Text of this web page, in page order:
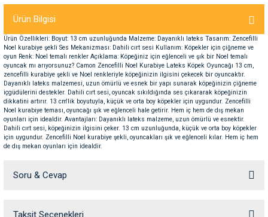
Su Kabları
Ürün Bilgisi
Ürün Özellikleri: Boyut: 13 cm uzunluğunda Malzeme: Dayanıklı lateks Tasarım: Zencefilli
Noel kurabiye şekli Ses Mekanizması: Dahili cırt sesi Kullanım: Köpekler için çiğneme ve
oyun Renk: Noel temalı renkler Açıklama: Köpeğiniz için eğlenceli ve şık bir Noel temalı
oyuncak mı arıyorsunuz? Camon Zencefilli Noel Kurabiye Lateks Köpek Oyuncağı 13 cm,
zencefilli kurabiye şekli ve Noel renkleriyle köpeğinizin ilgisini çekecek bir oyuncaktır.
Dayanıklı lateks malzemesi, uzun ömürlü ve esnek bir yapı sunarak köpeğinizin çiğneme
içgüdülerini destekler. Dahili cırt sesi, oyuncak sıkıldığında ses çıkararak köpeğinizin
dikkatini artırır. 13 cm'lik boyutuyla, küçük ve orta boy köpekler için uygundur. Zencefilli
Noel kurabiye teması, oyuncağı şık ve eğlenceli hale getirir. Hem iç hem de dış mekan
oyunları için idealdir. Avantajları: Dayanıklı lateks malzeme, uzun ömürlü ve esnektir.
Dahili cırt sesi, köpeğinizin ilgisini çeker. 13 cm uzunluğunda, küçük ve orta boy köpekler
için uygundur. Zencefilli Noel kurabiye şekli, oyuncakları şık ve eğlenceli kılar. Hem iç hem
de dış mekan oyunları için idealdir.
Soru & Cevap
Ürün hakkında henüz soru sorulmamış.
Taksit Seçenekleri